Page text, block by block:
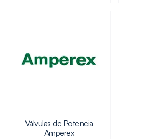
Válvulas de Potencia
Amperex